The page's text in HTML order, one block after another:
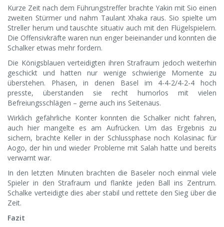
Kurze Zeit nach dem Führungstreffer brachte Yakin mit Sio einen
zweiten Stürmer und nahm Taulant Xhaka raus. Sio spielte um
Streller herum und tauschte situativ auch mit den Flügelspielern.
Die Offensivkräfte waren nun enger beieinander und konnten die
Schalker etwas mehr fordern.
Die Königsblauen verteidigten ihren Strafraum jedoch weiterhin
geschickt und hatten nur wenige schwierige Momente zu
überstehen. Phasen, in denen Basel im 4-4-2/4-2-4 hoch
presste, überstanden sie recht humorlos mit vielen
Befreiungsschlägen – gerne auch ins Seitenaus.
Wirklich gefährliche Konter konnten die Schalker nicht fahren,
auch hier mangelte es am Aufrücken. Um das Ergebnis zu
sichern, brachte Keller in der Schlussphase noch Kolasinac für
Aogo, der hin und wieder Probleme mit Salah hatte und bereits
verwarnt war.
In den letzten Minuten brachten die Baseler noch einmal viele
Spieler in den Strafraum und flankte jeden Ball ins Zentrum.
Schalke verteidigte dies aber stabil und rettete den Sieg über die
Zeit.
Fazit